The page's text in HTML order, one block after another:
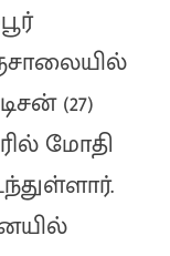
(27)
மோதி